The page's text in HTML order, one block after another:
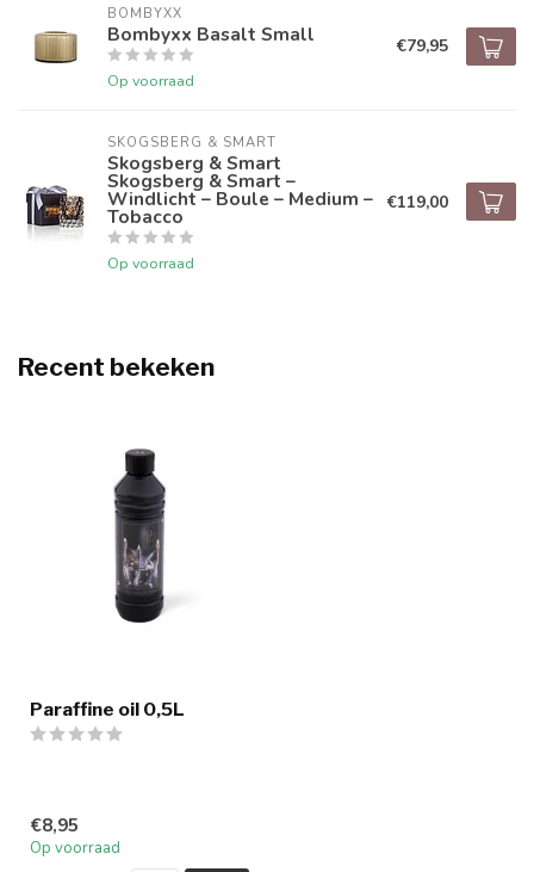
BOMBYXX
Bombyxx Basalt Small
Op voorraad
€79,95
SKOGSBERG & SMART
Skogsberg & Smart
Skogsberg & Smart –
Windlicht – Boule – Medium –
Tobacco
Op voorraad
€119,00
Recent bekeken
Paraffine oil 0,5L
€8,95
Op voorraad